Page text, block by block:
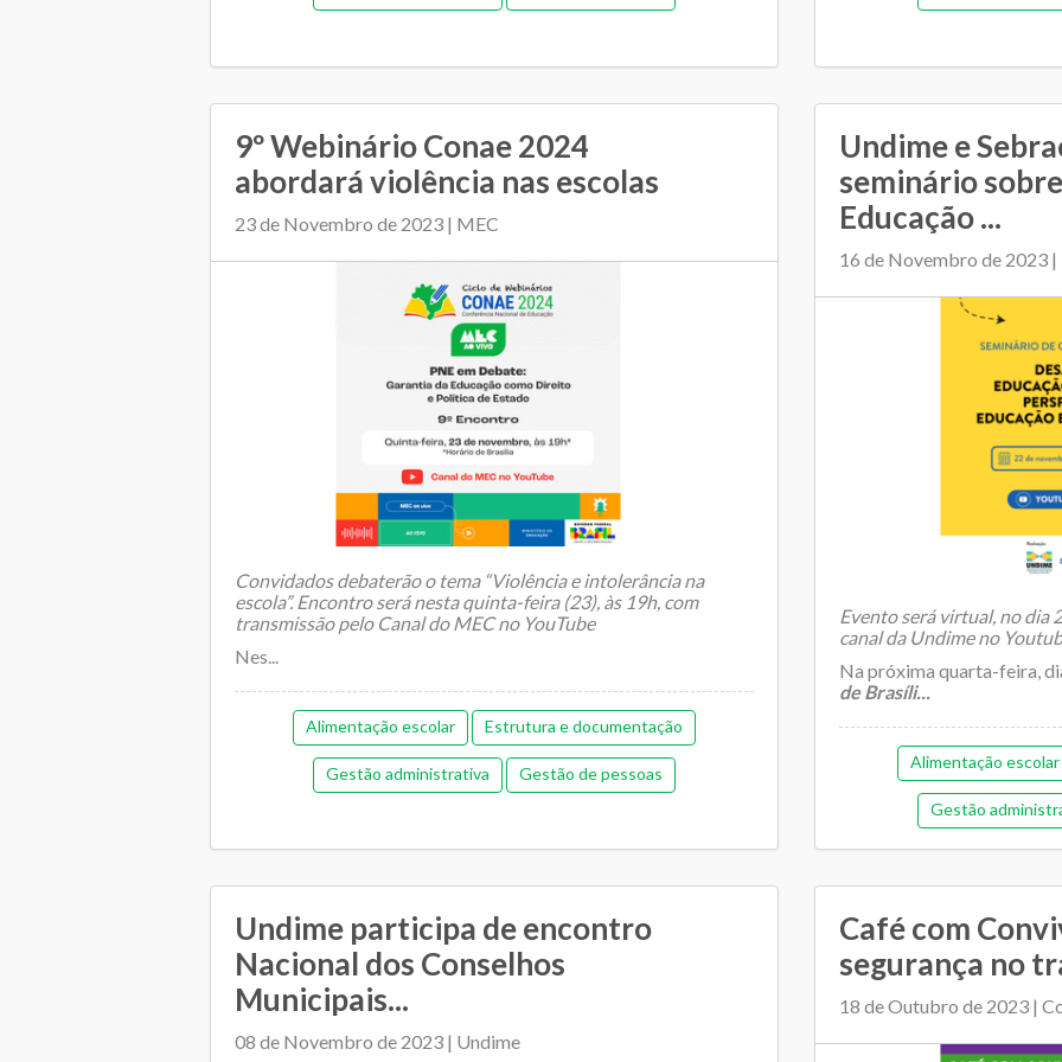
Plano Municipal de Educação Regime de colaboração
Relacionamento entre SME e escolas Transporte escolar
Plano Municipal de
Relacionamento entre
9º Webinário Conae 2024
abordará violência nas escolas
23 de Novembro de 2023 | MEC
Convidados debaterão o tema “Violência e intolerância na
escola”. Encontro será nesta quinta-feira (23), às 19h, com
transmissão pelo Canal do MEC no YouTube
Nes...
Alimentação escolar Estrutura e documentação
Gestão administrativa Gestão de pessoas
Plano Municipal de Educação Regime de colaboração
Relacionamento entre SME e escolas
Undime e
seminário
Educação ...
16 de Novembro de 2023
Evento será virtual, no dia
canal da Undime no
Na próxima quarta-feira,
de Brasíli...
Alimentação escolar
Gestão
Gestão
Plano Municipal de
Relacionamento entre
Undime participa de encontro
Nacional dos Conselhos
Municipais...
08 de Novembro de 2023 | Undime
Café com
segurança no
18 de Outubro de 2023 |